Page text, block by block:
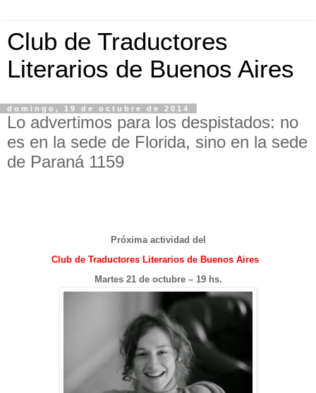
Club de Traductores
Literarios de Buenos Aires
domingo, 19 de octubre de 2014
Lo advertimos para los despistados: no
es en la sede de Florida, sino en la sede
de Paraná 1159
Próxima actividad del
Club de Traductores Literarios de Buenos Aires
Martes 21 de octubre – 19 hs.